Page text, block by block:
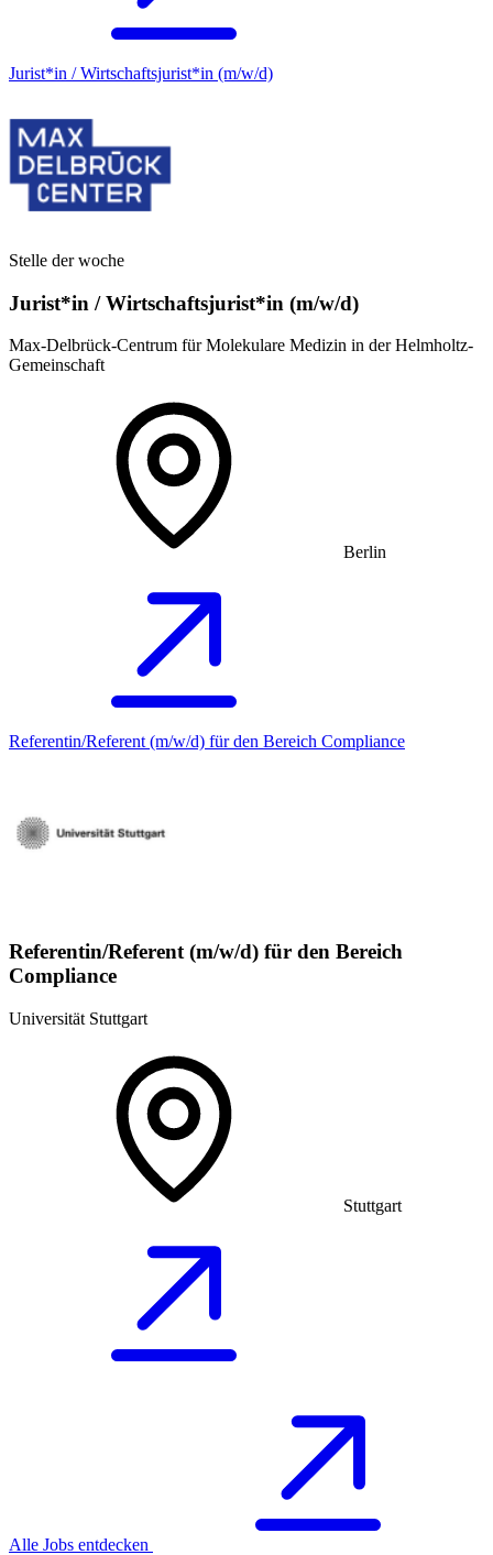
Jurist*in / Wirtschafts­jurist*in (m/w/d)
Stelle der woche
Jurist*in / Wirtschafts­jurist*in (m/w/d)
Max-Delbrück-Centrum für Molekulare Medizin in der Helmholtz-
Gemeinschaft
Berlin
Referentin/Referent (m/w/d) für den Bereich Compliance
Referentin/Referent (m/w/d) für den Bereich
Compliance
Universität Stuttgart
Stuttgart
Alle Jobs entdecken